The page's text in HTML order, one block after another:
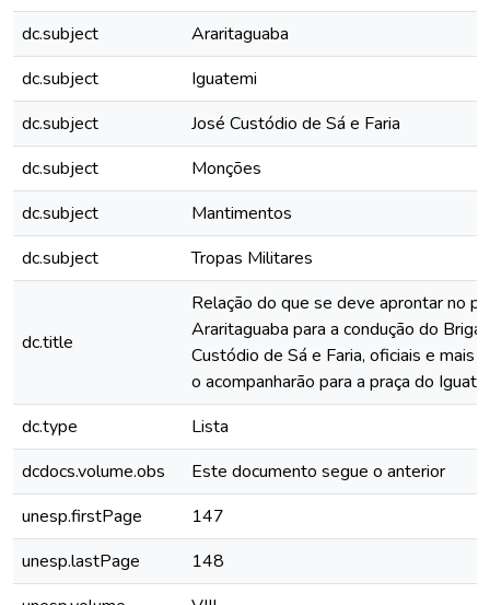
dc.subject
Araritaguaba
dc.subject
Iguatemi
dc.subject
José Custódio de Sá e Faria
dc.subject
Monções
dc.subject
Mantimentos
dc.subject
Tropas Militares
dc.title
Relação do que se deve aprontar no
Araritaguaba para a condução do
Custódio de Sá e Faria, oficiais e mais
o acompanharão para a praça do
dc.type
Lista
dcdocs.volume.obs
Este documento segue o anterior
unesp.firstPage
147
unesp.lastPage
148